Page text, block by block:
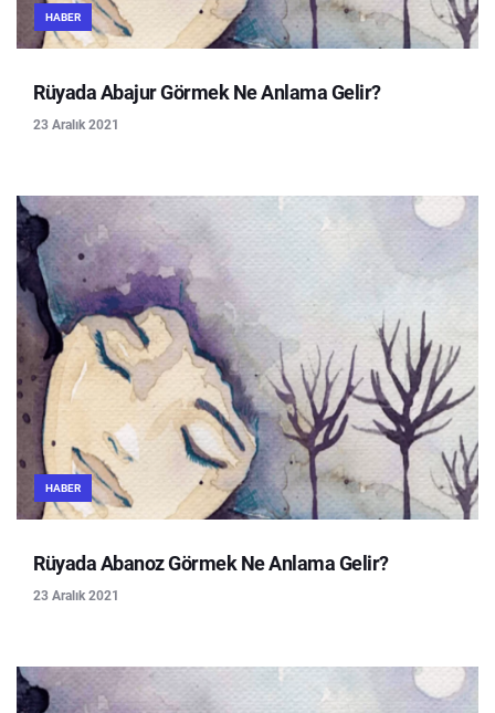
HABER
Rüyada Abajur Görmek Ne Anlama Gelir?
23 Aralık 2021
HABER
Rüyada Abanoz Görmek Ne Anlama Gelir?
23 Aralık 2021